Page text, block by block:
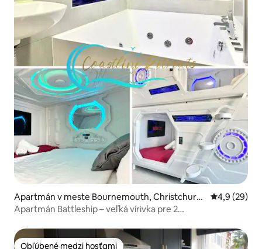
Apartmán v meste Bournemouth, Christchurc
h and Poole
Priemerné
4,9 (29)
Apartmán Battleship – veľká vírivka pre 2
Obľúbené medzi hosťami